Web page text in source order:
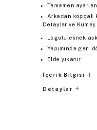
Tamamen
Arkadan kopçalı
Detaylar ve Kumaş
Logolu esnek
Yapımında geri
Elde yıkanır
İçerik Bilgisi
Detaylar